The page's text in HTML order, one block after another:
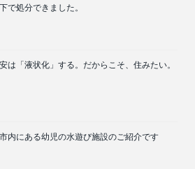
で処分できました。
は「液状化」する。だからこそ、住みたい。
内にある幼児の水遊び施設のご紹介です